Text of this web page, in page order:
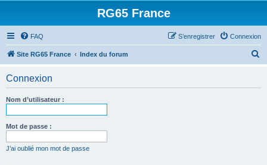
RG65 France
FAQ Connexion
S’enregistrer
Site RG65 France Index du forum
Connexion
Nom d’utilisateur :
Mot de passe :
J’ai oublié mon mot de passe